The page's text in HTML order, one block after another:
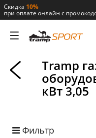
Скидка 10%
при оплате онлайн с
Tramp
кВт 3,05
Фильтр